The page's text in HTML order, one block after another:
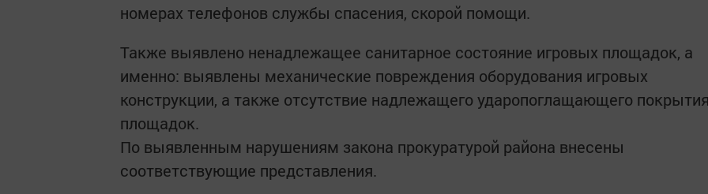
номерах телефонов службы спасения, скорой помощи.
Также выявлено ненадлежащее санитарное состояние игровых площадок, а
именно: выявлены механические повреждения оборудования игровых
конструкции, а также отсутствие надлежащего ударопоглащающего
площадок.
По выявленным нарушениям закона прокуратурой района внесены
соответствующие представления.